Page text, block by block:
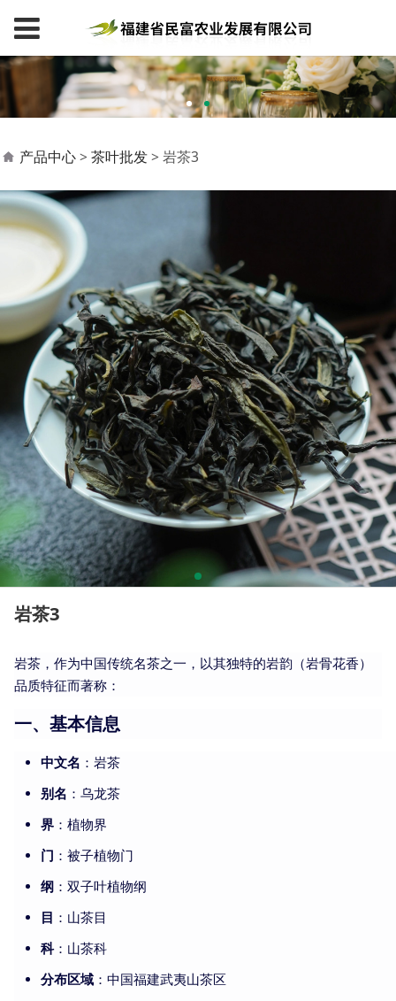
岩茶3
产品中心> 茶叶批发> 岩茶3
岩茶3
岩茶，作为中国传统名茶之一，以其独特的岩韵（岩骨花香）
品质特征而著称：
一、基本信息
中文名 ：岩茶
别名 ：乌龙茶
界：植物界
门 ：被子植物门
纲：双子叶植物纲
目 ：山茶目
科：山茶科
分布区域：中国福建武夷山茶区